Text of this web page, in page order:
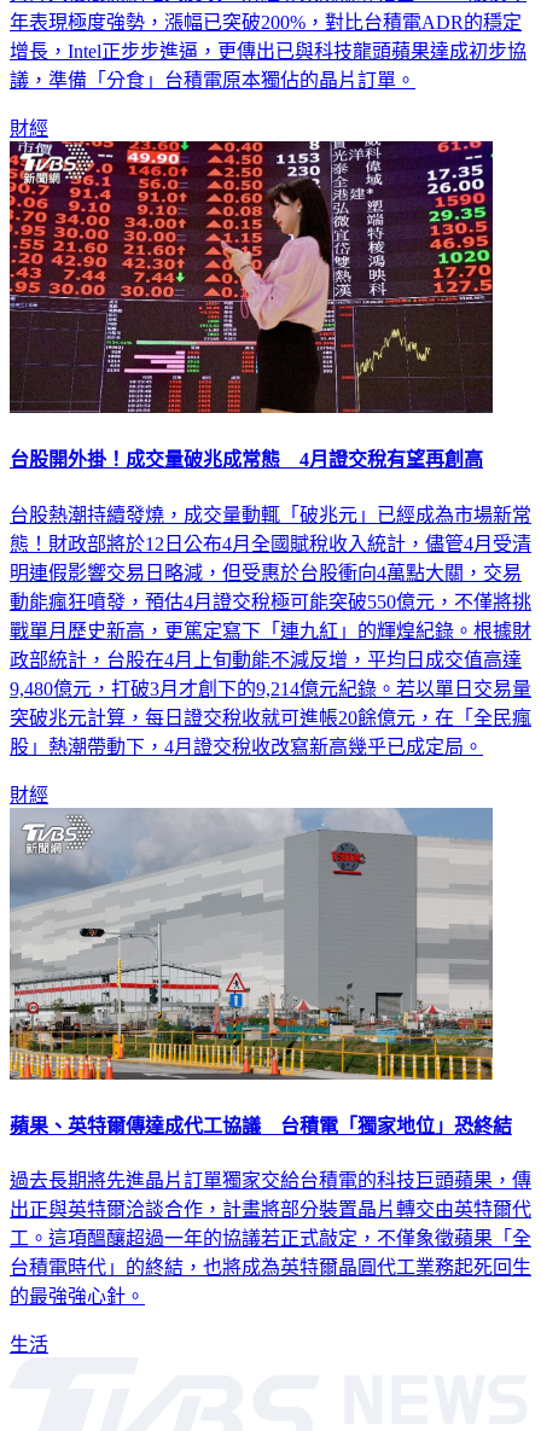
力介入後展開絕地大反攻。財經專家阮慕驊指出，Intel股價今
年表現極度強勢，漲幅已突破200%，對比台積電ADR的穩定
增長，Intel正步步進逼，更傳出已與科技龍頭蘋果達成初步協
財經
台股熱潮持續發燒，成交量動輒「破兆元」已經成為市場新常
態！財政部將於12日公布4月全國賦稅收入統計，儘管4月受清
明連假影響交易日略減，但受惠於台股衝向4萬點大關，交易
動能瘋狂噴發，預估4月證交稅極可能突破550億元，不僅將挑
戰單月歷史新高，更篤定寫下「連九紅」的輝煌紀錄。根據財
政部統計，台股在4月上旬動能不減反增，平均日成交值高達
9,480億元，打破3月才創下的9,214億元紀錄。若以單日交易量
突破兆元計算，每日證交稅收就可進帳20餘億元，在「全民瘋
財經
過去長期將先進晶片訂單獨家交給台積電的科技巨頭蘋果，傳
出正與英特爾洽談合作，計畫將部分裝置晶片轉交由英特爾代
工。這項醞釀超過一年的協議若正式敲定，不僅象徵蘋果「全
台積電時代」的終結，也將成為英特爾晶圓代工業務起死回生